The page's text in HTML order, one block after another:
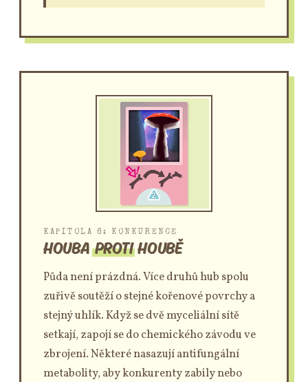
KAPITOLA 6: KONKURENCE
HOUBAPROTI HOUBĚ
Půda není prázdná. Více druhů hub spolu
zuřivě soutěží o stejné kořenové povrchy a
stejný uhlík. Když se dvě myceliální sítě
setkají, zapojí se do chemického závodu ve
zbrojení. Některé nasazují antifungální
metabolity, aby konkurenty zabily nebo